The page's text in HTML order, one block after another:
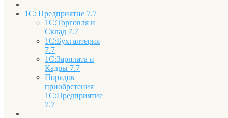
1С: Предприятие 7.7
1С:Торговля и
Склад 7.7
1С:Бухгалтерия
7.7
1С:Зарплата и
Кадры 7.7
Порядок
приобретения
1С:Предприятие
7.7